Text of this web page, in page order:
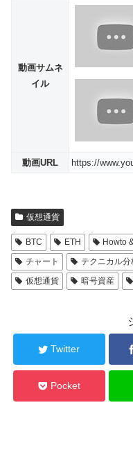
動画サムネ
イル
動画URL https://
仮想通貨
BTC ETH Howto
チャート
テクニカル分
仮想通貨
暗号資産
Twitter
Pocket